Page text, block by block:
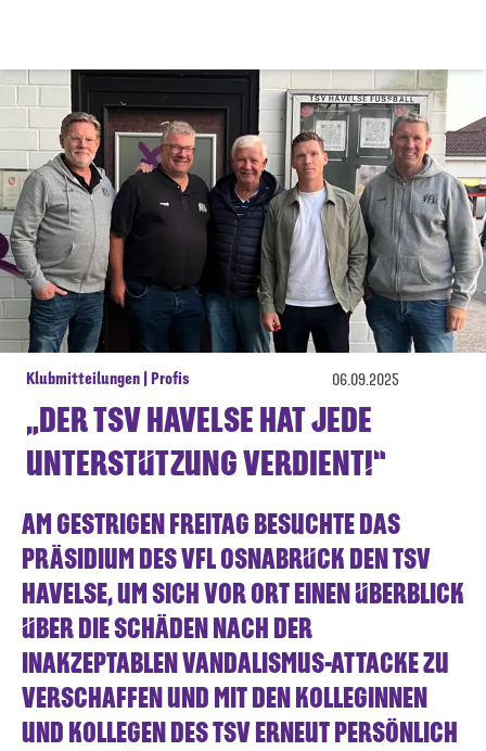
Klubmitteilungen | Profis 06.09.2025
„DER TSV HAVELSE HAT JEDE
UNTERSTÜTZUNG VERDIENT!“
AM GESTRIGEN FREITAG BESUCHTE DAS
PRÄSIDIUM DES VFL OSNABRÜCK DEN TSV
HAVELSE, UM SICH VOR ORT EINEN ÜBERBLICK
ÜBER DIE SCHÄDEN NACH DER
INAKZEPTABLEN VANDALISMUS-ATTACKE ZU
VERSCHAFFEN UND MIT DEN KOLLEGINNEN
UND KOLLEGEN DES TSV ERNEUT PERSÖNLICH